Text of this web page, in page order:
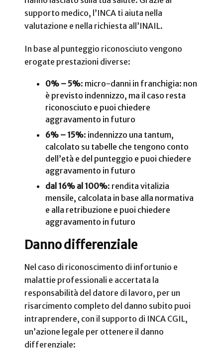
supporto medico, l’INCA ti aiuta nella
valutazione e nella richiesta all’INAIL.
In base al punteggio riconosciuto vengono
erogate prestazioni diverse:
0% – 5%: micro-danni in franchigia: non
è previsto indennizzo, ma il caso resta
riconosciuto e puoi chiedere
aggravamento in futuro
6% – 15%: indennizzo una tantum,
calcolato su tabelle che tengono conto
dell’età e del punteggio e puoi chiedere
aggravamento in futuro
dal 16% al 100%: rendita vitalizia
mensile, calcolata in base alla normativa
e alla retribuzione e puoi chiedere
aggravamento in futuro
Danno differenziale
Nel caso di riconoscimento di infortunio e
malattie professionali e accertata la
responsabilità del datore di lavoro, per un
risarcimento completo del danno subito puoi
intraprendere, con il supporto di INCA CGIL,
un’azione legale per ottenere il danno
differenziale: